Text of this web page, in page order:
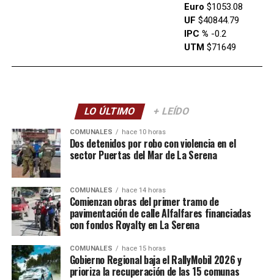
Euro $1053.08
UF $40844.79
IPC % -0.2
UTM$71649
LO ÚLTIMO + LEÍDO
COMUNALES hace 10 horas
Dos detenidos por robo con violencia en el
sector Puertas del Mar de La Serena
COMUNALES hace 14 horas
Comienzan obras del primer tramo de
pavimentación de calle Alfalfares financiadas
con fondos Royalty en La Serena
COMUNALES hace 15 horas
Gobierno Regional baja el RallyMobil 2026 y
prioriza la recuperación de las 15 comunas